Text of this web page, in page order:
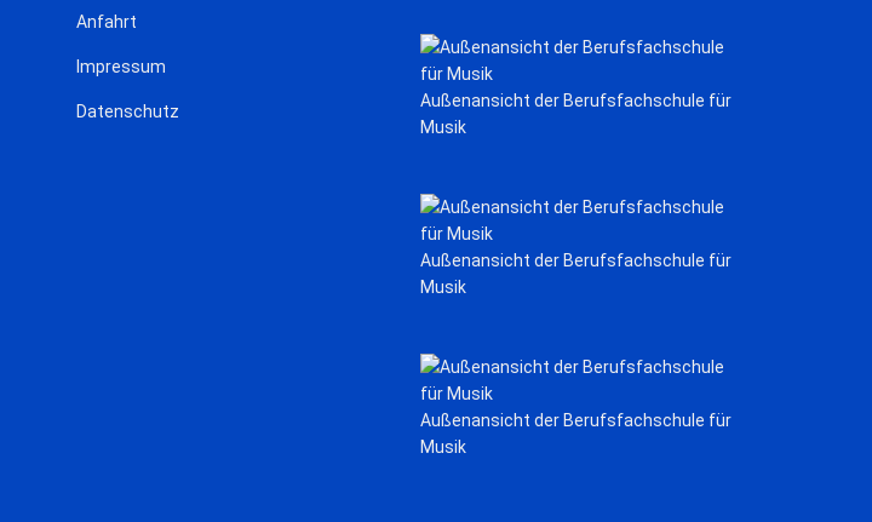
Anfahrt
Impressum
Datenschutz
Außenansicht der Berufsfachschule für
Musik
Außenansicht der Berufsfachschule für
Musik
Außenansicht der Berufsfachschule für
Musik